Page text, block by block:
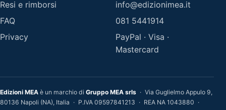
Resi e rimborsi
FAQ
Privacy
info@edizionimea.it
081 5441914
PayPal · Visa ·
Mastercard
Edizioni MEA è un marchio di Gruppo MEA srls · Via Guglielmo Appulo 9,
80136 Napoli (NA), Italia · P.IVA 09597841213 · REA NA 1043880 ·